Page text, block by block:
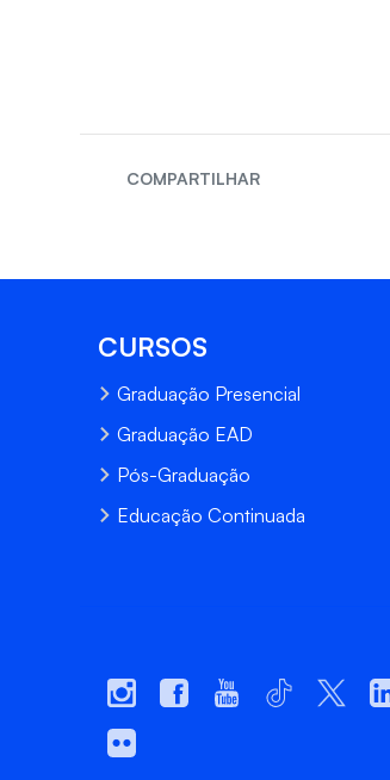
COMPARTILHAR
CURSOS
Graduação Presencial
Graduação EAD
Pós-Graduação
Educação Continuada